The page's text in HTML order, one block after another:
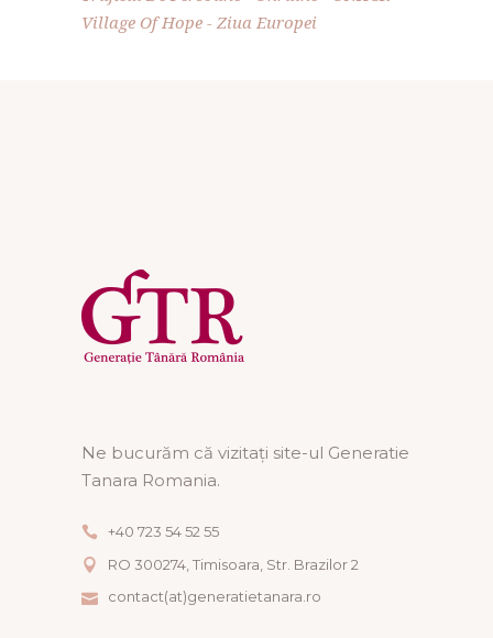
Village Of Hope
Ziua Europei
Ne bucurăm că vizitați site-ul Generatie
Tanara Romania.
+40 723 54 52 55
RO 300274, Timisoara, Str. Brazilor 2
contact(at)generatietanara.ro